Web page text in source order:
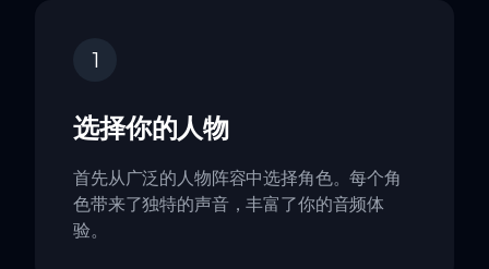
1
选择你的人物
首先从广泛的人物阵容中选择角色。每个角
色带来了独特的声音，丰富了你的音频体
验。